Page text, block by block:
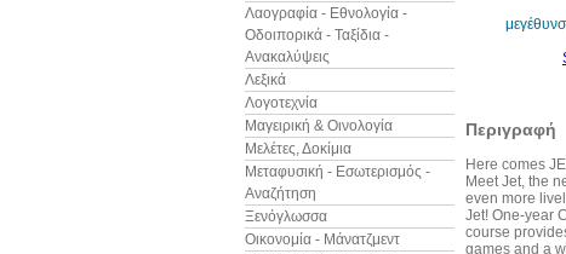
Λαογραφία - Εθνολογία -
Οδοιπορικά - Ταξίδια -
Ανακαλύψεις
Λεξικά
Λογοτεχνία
Μαγειρική & Οινολογία
Μελέτες, Δοκίμια
Μεταφυσική - Εσωτερισμός -
Αναζήτηση
Ξενόγλωσσα
Οικονομία - Μάνατζμεντ
Περιγραφή
Here comes
Meet Jet, the
even more
Jet! One-year
course
games and a